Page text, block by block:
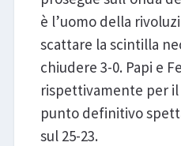
è l’uomo della
scattare la scintilla
chiudere 3-0. Papi e
rispettivamente per il
punto definitivo
sul 25-23.